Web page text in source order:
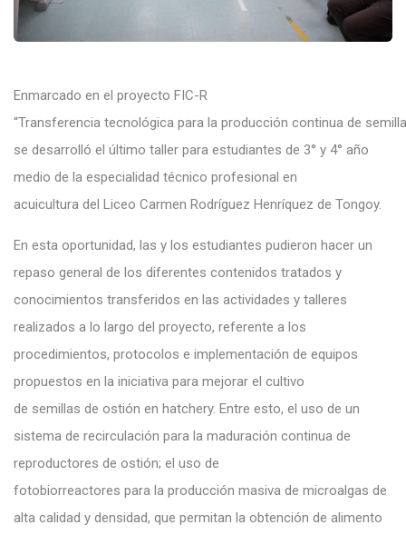
Enmarcado en el proyecto FIC-R
“Transferencia tecnológica para la producción continua de
se desarrolló el último taller para estudiantes de 3° y 4° año
medio de la especialidad técnico profesional en
acuicultura del Liceo Carmen Rodríguez Henríquez de Tongoy.
En esta oportunidad, las y los estudiantes pudieron hacer un
repaso general de los diferentes contenidos tratados y
conocimientos transferidos en las actividades y talleres
realizados a lo largo del proyecto, referente a los
procedimientos, protocolos e implementación de equipos
propuestos en la iniciativa para mejorar el cultivo
de semillas de ostión en hatchery. Entre esto, el uso de un
sistema de recirculación para la maduración continua de
reproductores de ostión; el uso de
fotobiorreactores para la producción masiva de microalgas de
alta calidad y densidad, que permitan la obtención de alimento